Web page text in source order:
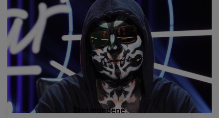
Stiri mondene